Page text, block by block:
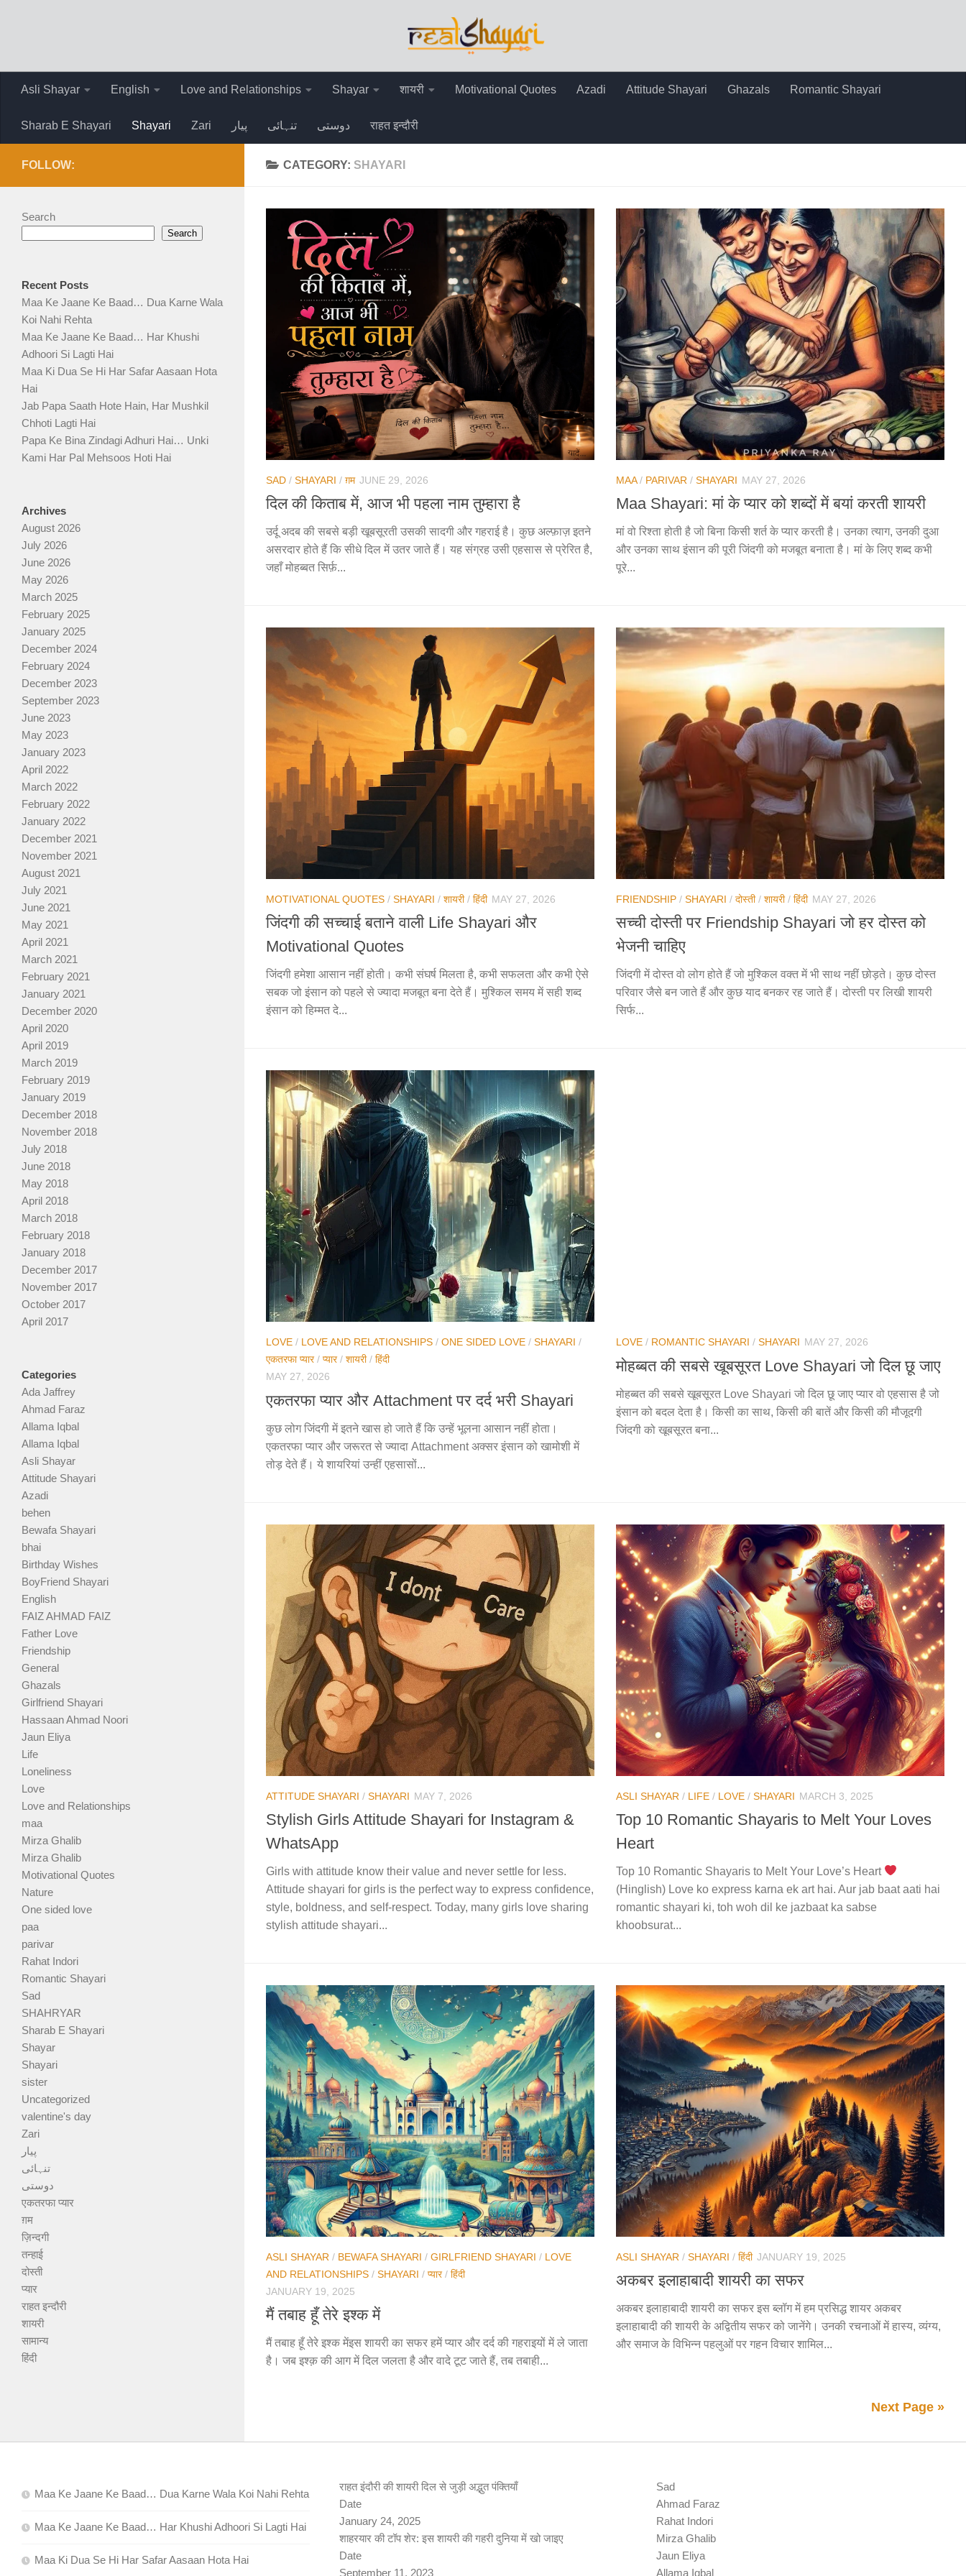
Asli Shayar English Love and Relationships Shayar शायरी Motivational Quotes Azadi Attitude Shayari Ghazals Romantic Shayari
Sharab E Shayari Shayari Zari پیار تنہائی دوستی राहत इन्दौरी
CATEGORY: SHAYARI
SAD / SHAYARI / ग़म JUNE 29, 2026
दिल की किताब में, आज भी पहला नाम तुम्हारा है
उर्दू अदब की सबसे बड़ी खूबसूरती उसकी सादगी और गहराई है। कुछ अल्फ़ाज़ इतने
असरदार होते हैं कि सीधे दिल में उतर जाते हैं। यह संग्रह उसी एहसास से प्रेरित है,
जहाँ मोहब्बत सिर्फ़...
MAA/ PARIVAR / SHAYARI MAY 27, 2026
Maa Shayari: मां के प्यार को शब्दों में बयां करती शायरी
मां वो रिश्ता होती है जो बिना किसी शर्त के प्यार करती है। उनका त्याग, उनकी दुआ
और उनका साथ इंसान की पूरी जिंदगी को मजबूत बनाता है। मां के लिए शब्द कभी
पूरे...
MOTIVATIONAL QUOTES / SHAYARI / शायरी/ हिंदी MAY 27, 2026
जिंदगी की सच्चाई बताने वाली Life Shayari और
Motivational Quotes
जिंदगी हमेशा आसान नहीं होती। कभी संघर्ष मिलता है, कभी सफलता और कभी ऐसे
सबक जो इंसान को पहले से ज्यादा मजबूत बना देते हैं। मुश्किल समय में सही शब्द
इंसान को हिम्मत दे...
FRIENDSHIP / SHAYARI / दोस्ती/ शायरी/ हिंदी MAY 27, 2026
सच्ची दोस्ती पर Friendship Shayari जो हर दोस्त को
भेजनी चाहिए
जिंदगी में दोस्त वो लोग होते हैं जो मुश्किल वक्त में भी साथ नहीं छोड़ते। कुछ दोस्त
परिवार जैसे बन जाते हैं और कुछ याद बनकर रह जाते हैं। दोस्ती पर लिखी शायरी
सिर्फ...
LOVE / LOVE AND RELATIONSHIPS / ONE SIDED LOVE / SHAYARI /
एकतरफा प्यार/ प्यार/ शायरी/ हिंदी
MAY 27, 2026
एकतरफा प्यार और Attachment पर दर्द भरी Shayari
कुछ लोग जिंदगी में इतने खास हो जाते हैं कि उन्हें भूलना आसान नहीं होता।
एकतरफा प्यार और जरूरत से ज्यादा Attachment अक्सर इंसान को खामोशी में
तोड़ देते हैं। ये शायरियां उन्हीं एहसासों...
LOVE / ROMANTIC SHAYARI / SHAYARI MAY 27, 2026
मोहब्बत की सबसे खूबसूरत Love Shayari जो दिल छू जाए
मोहब्बत की सबसे खूबसूरत Love Shayari जो दिल छू जाए प्यार वो एहसास है जो
इंसान को बदल देता है। किसी का साथ, किसी की बातें और किसी की मौजूदगी
जिंदगी को खूबसूरत बना...
ATTITUDE SHAYARI / SHAYARI MAY 7, 2026
Stylish Girls Attitude Shayari for Instagram &
WhatsApp
Girls with attitude know their value and never settle for less.
Attitude shayari for girls is the perfect way to express confidence,
style, boldness, and self-respect. Today, many girls love sharing
stylish attitude shayari...
ASLI SHAYAR / LIFE / LOVE / SHAYARI MARCH 3, 2025
Top 10 Romantic Shayaris to Melt Your Loves
Heart
Top 10 Romantic Shayaris to Melt Your Love’s Heart
(Hinglish) Love ko express karna ek art hai. Aur jab baat aati hai
romantic shayari ki, toh woh dil ke jazbaat ka sabse
khoobsurat...
ASLI SHAYAR / BEWAFA SHAYARI / GIRLFRIEND SHAYARI / LOVE
AND RELATIONSHIPS / SHAYARI / प्यार/ हिंदी
JANUARY 19, 2025
मैं तबाह हूँ तेरे इश्क में
मैं तबाह हूँ तेरे इश्क मेंइस शायरी का सफर हमें प्यार और दर्द की गहराइयों में ले जाता
है। जब इश्क़ की आग में दिल जलता है और वादे टूट जाते हैं, तब तबाही...
ASLI SHAYAR / SHAYARI / हिंदी JANUARY 19, 2025
अकबर इलाहाबादी शायरी का सफर
अकबर इलाहाबादी शायरी का सफर इस ब्लॉग में हम प्रसिद्ध शायर अकबर
इलाहाबादी की शायरी के अद्वितीय सफर को जानेंगे। उनकी रचनाओं में हास्य, व्यंग्य,
और समाज के विभिन्न पहलुओं पर गहन विचार शामिल...
Next Page »
FOLLOW:
Search
Search
Recent Posts
Maa Ke Jaane Ke Baad… Dua Karne Wala
Koi Nahi Rehta
Maa Ke Jaane Ke Baad… Har Khushi
Adhoori Si Lagti Hai
Maa Ki Dua Se Hi Har Safar Aasaan Hota
Hai
Jab Papa Saath Hote Hain, Har Mushkil
Chhoti Lagti Hai
Papa Ke Bina Zindagi Adhuri Hai… Unki
Kami Har Pal Mehsoos Hoti Hai
Archives
August 2026
July 2026
June 2026
May 2026
March 2025
February 2025
January 2025
December 2024
February 2024
December 2023
September 2023
June 2023
May 2023
January 2023
April 2022
March 2022
February 2022
January 2022
December 2021
November 2021
August 2021
July 2021
June 2021
May 2021
April 2021
March 2021
February 2021
January 2021
December 2020
April 2020
April 2019
March 2019
February 2019
January 2019
December 2018
November 2018
July 2018
June 2018
May 2018
April 2018
March 2018
February 2018
January 2018
December 2017
November 2017
October 2017
April 2017
Categories
Ada Jaffrey
Ahmad Faraz
Allama Iqbal
Allama Iqbal
Asli Shayar
Attitude Shayari
Azadi
behen
Bewafa Shayari
bhai
Birthday Wishes
BoyFriend Shayari
English
FAIZ AHMAD FAIZ
Father Love
Friendship
General
Ghazals
Girlfriend Shayari
Hassaan Ahmad Noori
Jaun Eliya
Life
Loneliness
Love
Love and Relationships
maa
Mirza Ghalib
Mirza Ghalib
Motivational Quotes
Nature
One sided love
paa
parivar
Rahat Indori
Romantic Shayari
Sad
SHAHRYAR
Sharab E Shayari
Shayar
Shayari
sister
Uncategorized
valentine's day
Zari
پیار
تنہائی
دوستی
एकतरफा प्यार
ग़म
ज़िन्दगी
तन्हाई
दोस्ती
प्यार
राहत इन्दौरी
शायरी
सामान्य
हिंदी
Maa Ke Jaane Ke Baad… Dua Karne Wala Koi Nahi Rehta
Maa Ke Jaane Ke Baad… Har Khushi Adhoori Si Lagti Hai
Maa Ki Dua Se Hi Har Safar Aasaan Hota Hai
राहत इंदौरी की शायरी दिल से जुड़ी अद्भुत पंक्तियाँ
Date
January 24, 2025
शाहरयार की टॉप शेर: इस शायरी की गहरी दुनिया में खो जाइए
Date
September 11, 2023
Sad
Ahmad Faraz
Rahat Indori
Mirza Ghalib
Jaun Eliya
Allama Iqbal